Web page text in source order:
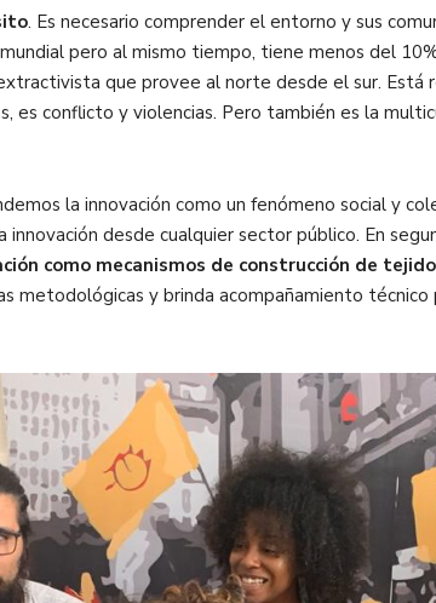
. Es necesario comprender el entorno y sus
pero al mismo tiempo, tiene menos del
que provee al norte desde el sur. Está
es conflicto y violencias. Pero también es la
la innovación como un fenómeno social y
desde cualquier sector público. En
como mecanismos de construcción de
metodológicas y brinda acompañamiento